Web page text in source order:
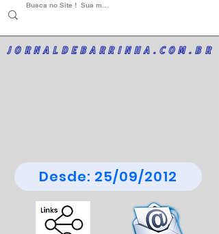
JORNALDEBARRINHA.COM.BR
Desde: 25/09/2012